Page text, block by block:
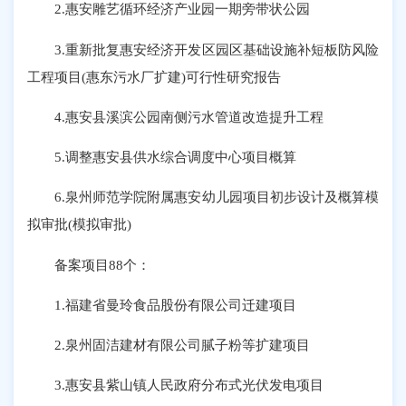
2.惠安雕艺循环经济产业园一期旁带状公园
3.重新批复惠安经济开发区园区基础设施补短板防风险
工程项目(惠东污水厂扩建)可行性研究报告
4.惠安县溪滨公园南侧污水管道改造提升工程
5.调整惠安县供水综合调度中心项目概算
6.泉州师范学院附属惠安幼儿园项目初步设计及概算模
拟审批(模拟审批)
备案项目88个：
1.福建省曼玲食品股份有限公司迁建项目
2.泉州固洁建材有限公司腻子粉等扩建项目
3.惠安县紫山镇人民政府分布式光伏发电项目